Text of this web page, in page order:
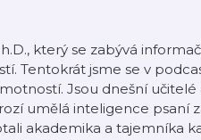
který se zabývá
Tentokrát jsme se v
Jsou dnešní učitelé
umělá inteligence psaní
akademika a tajemníka